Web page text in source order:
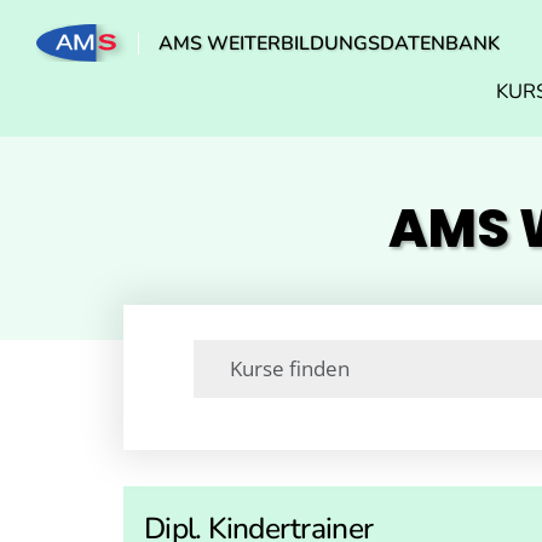
AMS WEITERBILDUNGSDATENBANK
AMS
Dipl. Kindertrainer